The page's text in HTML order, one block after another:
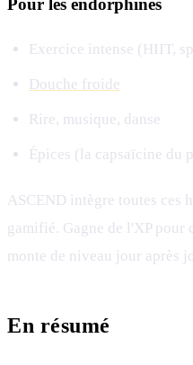
Pour les endorphines
Exercice intense (HIIT,
Douche froide
Rire, musique, danse
Épices (la capsaïcine du
ASCEND intègre toutes ces
gamifié. Gagne de l'XP pour
monte de niveau jour après
En résumé